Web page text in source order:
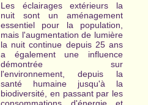
Les éclairages extérieurs la
nuit sont un aménagement
essentiel pour la population,
mais l'augmentation de lumière
la nuit continue depuis 25 ans
a également une influence
démontrée sur
l'environnement, depuis la
santé humaine jusqu'à la
biodiversité, en passant par les